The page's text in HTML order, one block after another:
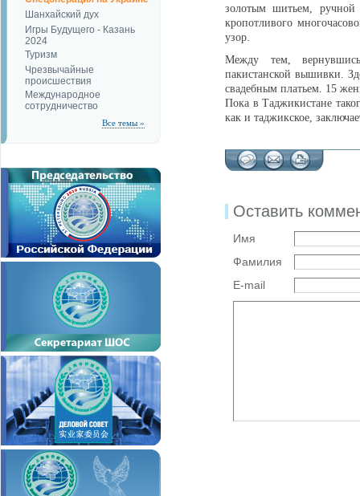
Шанхайский дух
Игры Будущего - Казань
2024
Туризм
Чрезвычайные
происшествия
Международное
сотрудничество
Все темы »
золотым шитьем, ручной
кропотливого
узор.
Между тем,
пакистанской вышивки.
свадебным платьем. 15
Пока в Таджикистане
как и таджикское,
Оставить
Имя
Фамилия
E-mail